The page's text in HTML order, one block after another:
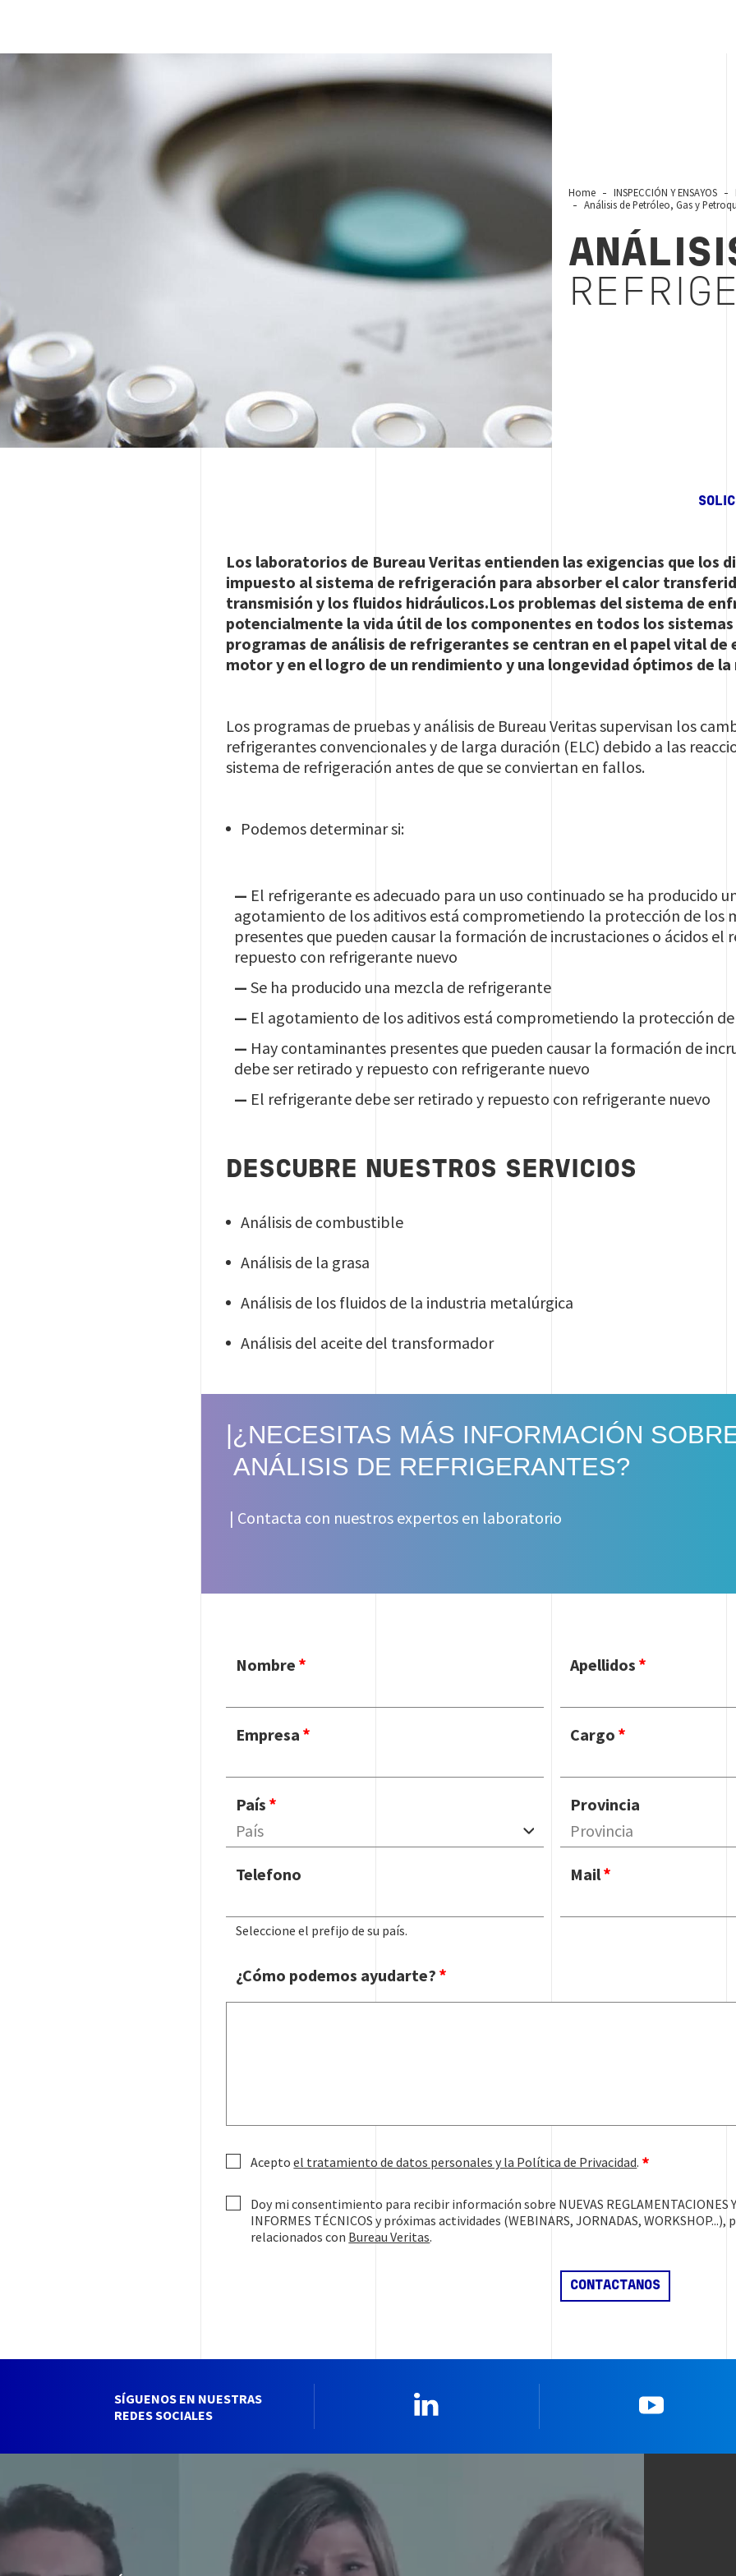
ANÁLISIS DE REFRIGERANTES
Home INSPECCIÓN Y ENSAYOS
Análisis de Petróleo, Gas y
Los laboratorios de Bureau Veritas entienden las exigencias que los
impuesto al sistema de refrigeración para absorber el calor
transmisión y los fluidos hidráulicos.Los problemas del sistema de
potencialmente la vida útil de los componentes en todos los
programas de análisis de refrigerantes se centran en el papel vital de
motor y en el logro de un rendimiento y una longevidad óptimos de la
Los programas de pruebas y análisis de Bureau Veritas supervisan los
refrigerantes convencionales y de larga duración (ELC) debido a las
sistema de refrigeración antes de que se conviertan en fallos.
Podemos determinar si:
— El refrigerante es adecuado para un uso continuado se ha producido
agotamiento de los aditivos está comprometiendo la protección de los
presentes que pueden causar la formación de incrustaciones o ácidos
repuesto con refrigerante nuevo
—Se ha producido una mezcla de refrigerante
— El agotamiento de los aditivos está comprometiendo la protección
— Hay contaminantes presentes que pueden causar la formación de
debe ser retirado y repuesto con refrigerante nuevo
— El refrigerante debe ser retirado y repuesto con refrigerante nuevo
DESCUBRE NUESTROS SERVICIOS
Análisis de combustible
Análisis de la grasa
Análisis de los fluidos de la industria metalúrgica
Análisis del aceite del transformador
|¿NECESITAS MÁS INFORMACIÓN
ANÁLISIS DE REFRIGERANTES?
| Contacta con nuestros expertos en laboratorio
Nombre Apellidos
Empresa Cargo
País Provincia
Telefono
Seleccione el prefijo de su país.
Mail
¿Cómo podemos ayudarte?
Aceptoel tratamiento de datos personales y la Política de Privacidad.
Doy mi consentimiento para recibir información sobre NUEVAS REGLAMENTACIONES
INFORMES TÉCNICOS y próximas actividades (WEBINARS, JORNADAS,
relacionados con Bureau Veritas.
SÍGUENOS EN NUESTRAS
REDES SOCIALES